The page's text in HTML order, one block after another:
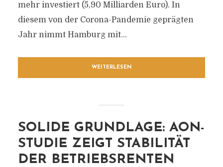
mehr investiert (5,90 Milliarden Euro). In
diesem von der Corona-Pandemie geprägten
Jahr nimmt Hamburg mit...
WEITERLESEN
SOLIDE GRUNDLAGE: AON-
STUDIE ZEIGT STABILITÄT
DER BETRIEBSRENTEN